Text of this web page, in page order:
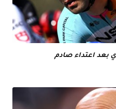
بعد اعتداء صادم